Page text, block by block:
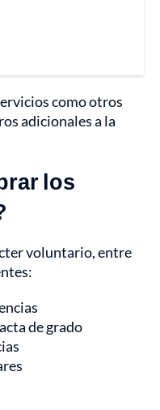
como otros
adicionales a la
los
voluntario, entre
de grado